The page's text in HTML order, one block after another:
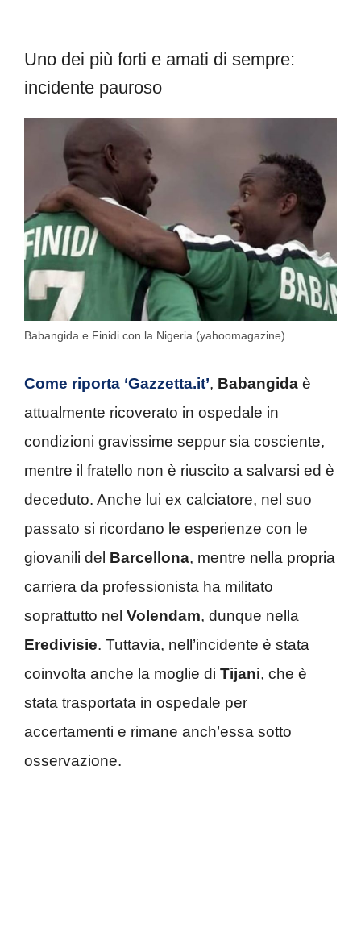
Uno dei più forti e amati di sempre:
incidente pauroso
Babangida e Finidi con la Nigeria (yahoomagazine)
Come riporta ‘Gazzetta.it’, Babangida è
attualmente ricoverato in ospedale in
condizioni gravissime seppur sia cosciente,
mentre il fratello non è riuscito a salvarsi ed è
deceduto. Anche lui ex calciatore, nel suo
passato si ricordano le esperienze con le
giovanili del Barcellona, mentre nella propria
carriera da professionista ha militato
soprattutto nel Volendam, dunque nella
Eredivisie. Tuttavia, nell’incidente è stata
coinvolta anche la moglie di Tijani, che è
stata trasportata in ospedale per
accertamenti e rimane anch’essa sotto
osservazione.